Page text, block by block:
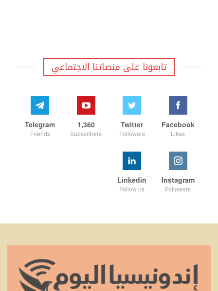
تابعونا على منصاتنا الاجتماعي
Facebook
Likes
Twitter
Followers
1,360
Subscribers
Telegram
Friends
Instagram
Followers
Linkedin
Follow us